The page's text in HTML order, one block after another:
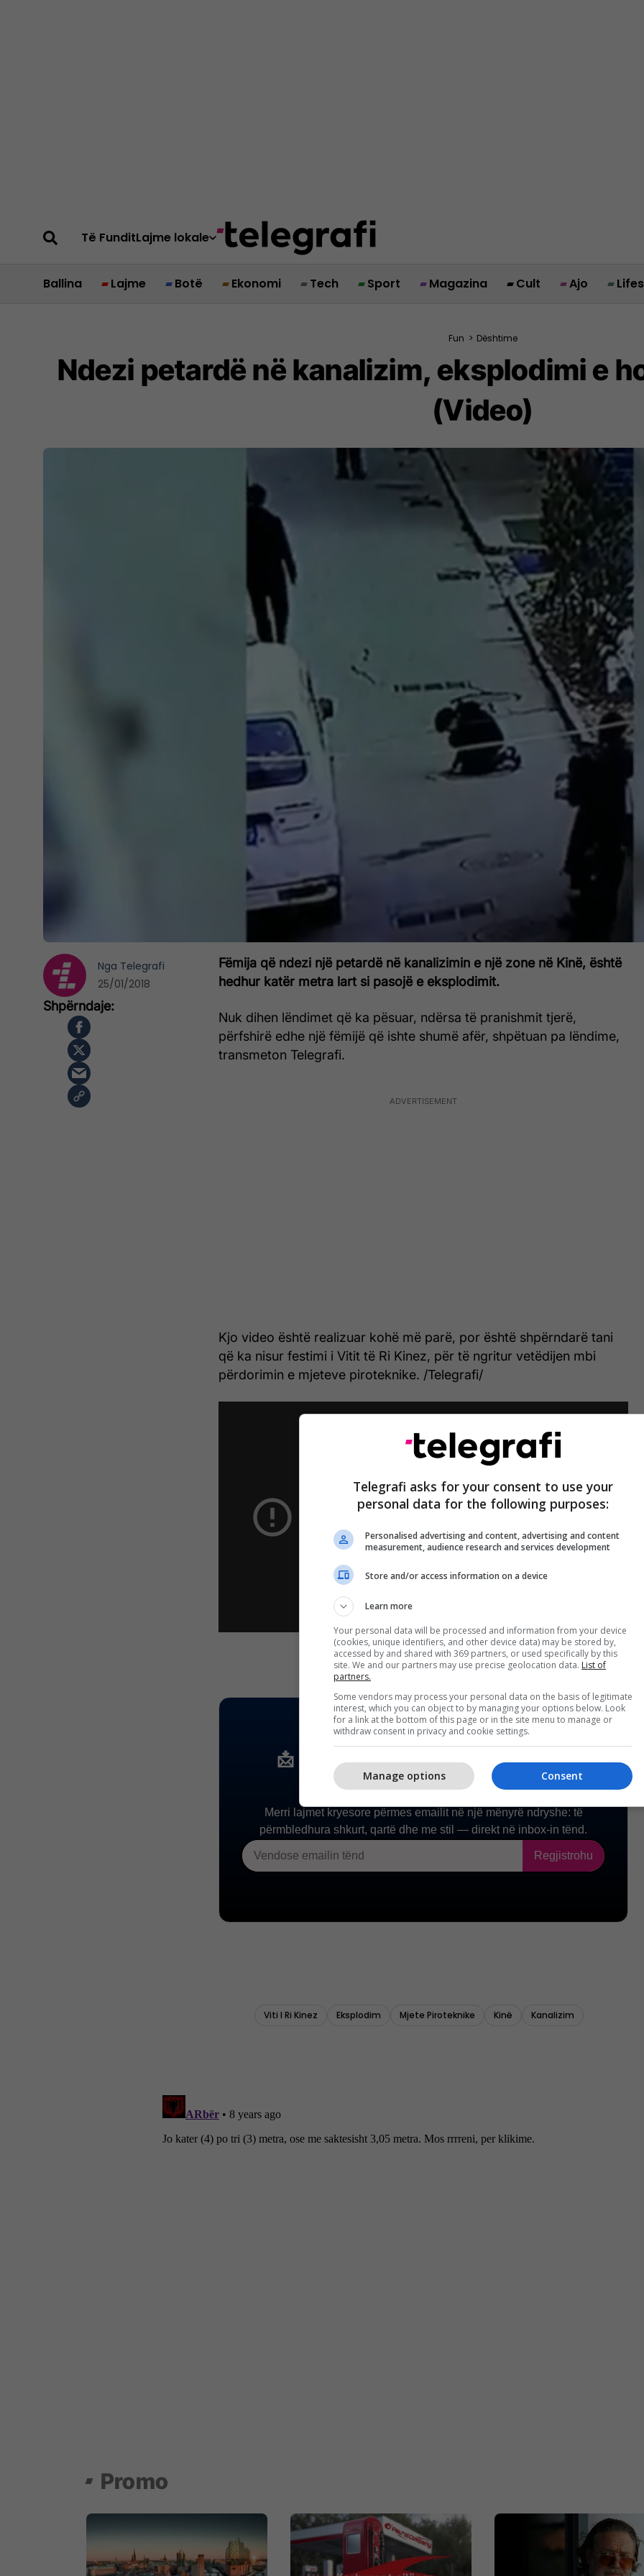
Të FunditLajme lokale
Ballina Lajme Botë Ekonomi Tech Sport Magazina Cult Ajo
Fun > Dështime
Ndezi petardë në kanalizim, eksplodimi e
(Video)
Fëmija që ndezi një petardë në kanalizimin e një zone në Kinë, është
hedhur katër metra lart si pasojë e eksplodimit.
Nuk dihen lëndimet që ka pësuar, ndërsa të pranishmit tjerë,
përfshirë edhe një fëmijë që ishte shumë afër, shpëtuan pa lëndime,
transmeton Telegrafi.
Kjo video është realizuar kohë më parë, por është shpërndarë tani
që ka nisur festimi i Vitit të Ri Kinez, për të ngritur vetëdijen mbi
përdorimin e mjeteve piroteknike. /Telegrafi/
Nga Telegrafi
25/01/2018
Viti I Ri Kinez Eksplodim Mjete Piroteknike Kinë Kanalizim
Promo
Telegrafi asks for your consent to use your
personal data for the following purposes:
Personalised advertising and content, advertising and content
measurement, audience research and services development
Store and/or access information on a device
Learn more
Your personal data will be processed and information from your device
(cookies, unique identifiers, and other device data) may be stored by,
accessed by and shared with 369 partners, or used specifically by this
site. We and our partners may use precise geolocation data. List of
partners.
Some vendors may process your personal data on the basis of legitimate
interest, which you can object to by managing your options below. Look
for a link at the bottom of this page or in the site menu to manage or
withdraw consent in privacy and cookie settings.
Consent
Manage options